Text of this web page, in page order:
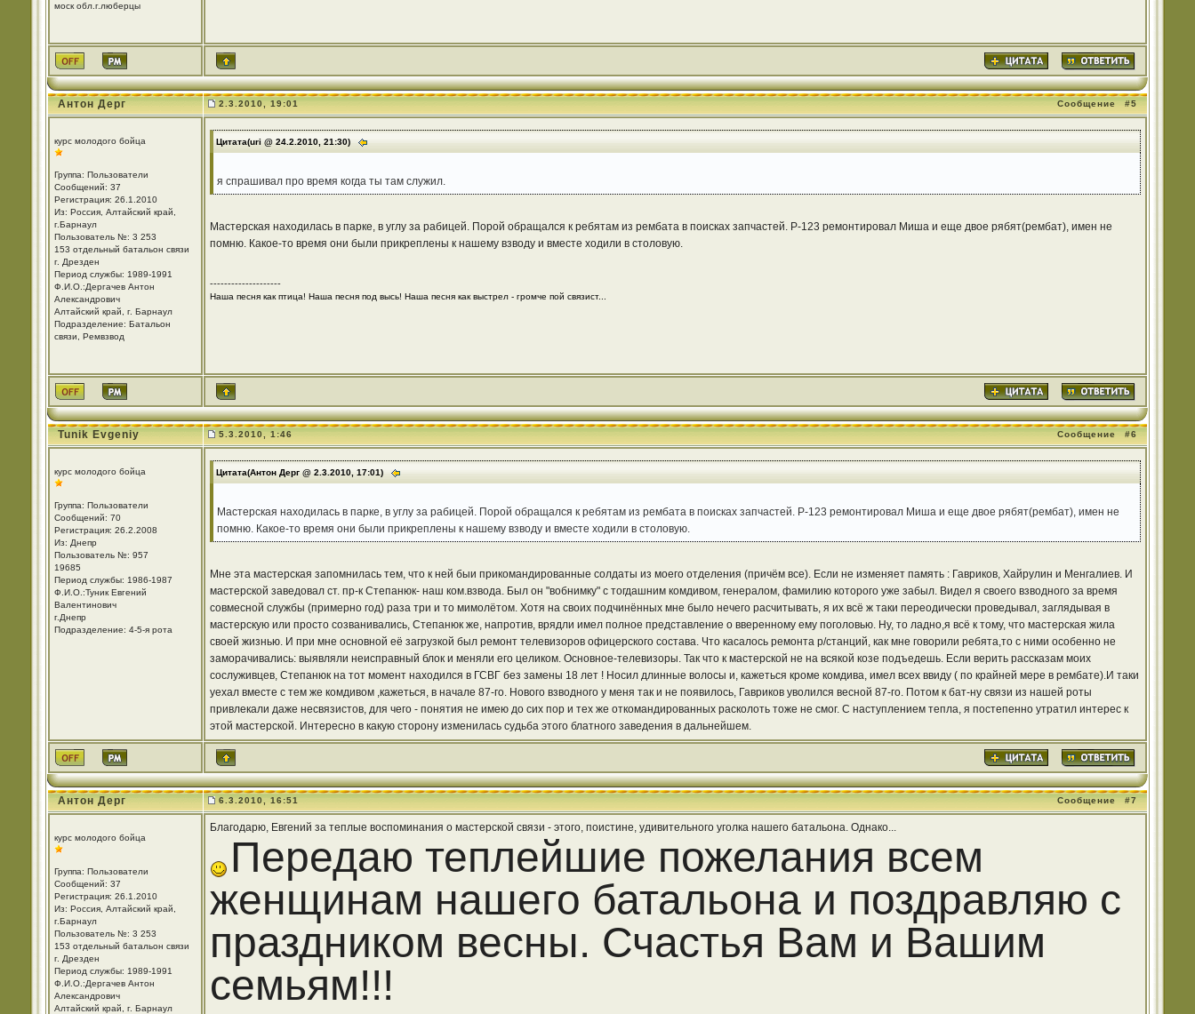
моск обл.г.люберцы
Антон Дерг 2.3.2010, 19:01 Сообщение #5
курс молодого бойца
Группа: Пользователи
Сообщений: 37
Регистрация: 26.1.2010
Из: Россия, Алтайский край,
г.Барнаул
Пользователь №: 3 253
153 отдельный батальон связи
г. Дрезден
Период службы: 1989-1991
Ф.И.О.:Дергачев Антон
Александрович
Алтайский край, г. Барнаул
Подразделение: Батальон
связи, Ремвзвод
Цитата(uri @ 24.2.2010, 21:30)
я спрашивал про время когда ты там служил.
Мастерская находилась в парке, в углу за рабицей. Порой обращался к ребятам из рембата в поисках запчастей. Р-123 ремонтировал Миша и еще двое рябят(рембат), имен не
помню. Какое-то время они были прикреплены к нашему взводу и вместе ходили в столовую.
--------------------
Наша песня как птица! Наша песня под высь! Наша песня как выстрел - громче пой связист...
Tunik Evgeniy 5.3.2010, 1:46 Сообщение #6
курс молодого бойца
Группа: Пользователи
Сообщений: 70
Регистрация: 26.2.2008
Из: Днепр
Пользователь №: 957
19685
Период службы: 1986-1987
Ф.И.О.:Туник Евгений
Валентинович
г.Днепр
Подразделение: 4-5-я рота
Цитата(Антон Дерг @ 2.3.2010, 17:01)
Мастерская находилась в парке, в углу за рабицей. Порой обращался к ребятам из рембата в поисках запчастей. Р-123 ремонтировал Миша и еще двое рябят(рембат), имен не
помню. Какое-то время они были прикреплены к нашему взводу и вместе ходили в столовую.
Мне эта мастерская запомнилась тем, что к ней быи прикомандированные солдаты из моего отделения (причём все). Если не изменяет память : Гавриков, Хайрулин и Менгалиев. И
мастерской заведовал ст. пр-к Степанюк- наш ком.взвода. Был он "вобнимку" с тогдашним комдивом, генералом, фамилию которого уже забыл. Видел я своего взводного за время
совмесной службы (примерно год) раза три и то мимолётом. Хотя на своих подчинённых мне было нечего расчитывать, я их всё ж таки переодически проведывал, заглядывая в
мастерскую или просто созванивались, Степанюк же, напротив, врядли имел полное представление о вверенному ему поголовью. Ну, то ладно,я всё к тому, что мастерская жила
своей жизнью. И при мне основной её загрузкой был ремонт телевизоров офицерского состава. Что касалось ремонта р/станций, как мне говорили ребята,то с ними особенно не
заморачивались: выявляли неисправный блок и меняли его целиком. Основное-телевизоры. Так что к мастерской не на всякой козе подъедешь. Если верить рассказам моих
сослуживцев, Степанюк на тот момент находился в ГСВГ без замены 18 лет ! Носил длинные волосы и, кажеться кроме комдива, имел всех ввиду ( по крайней мере в рембате).И таки
уехал вместе с тем же комдивом ,кажеться, в начале 87-го. Нового взводного у меня так и не появилось, Гавриков уволился весной 87-го. Потом к бат-ну связи из нашей роты
привлекали даже несвязистов, для чего - понятия не имею до сих пор и тех же откомандированных расколоть тоже не смог. С наступлением тепла, я постепенно утратил интерес к
этой мастерской. Интересно в какую сторону изменилась судьба этого блатного заведения в дальнейшем.
Антон Дерг 6.3.2010, 16:51 Сообщение #7
курс молодого бойца
Группа: Пользователи
Сообщений: 37
Регистрация: 26.1.2010
Из: Россия, Алтайский край,
г.Барнаул
Пользователь №: 3 253
153 отдельный батальон связи
г. Дрезден
Период службы: 1989-1991
Ф.И.О.:Дергачев Антон
Александрович
Алтайский край, г. Барнаул
Благодарю, Евгений за теплые воспоминания о мастерской связи - этого, поистине, удивительного уголка нашего батальона. Однако...
Передаю теплейшие пожелания всем
женщинам нашего батальона и поздравляю с
праздником весны. Счастья Вам и Вашим
семьям!!!